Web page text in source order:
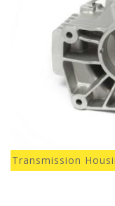
Transmission